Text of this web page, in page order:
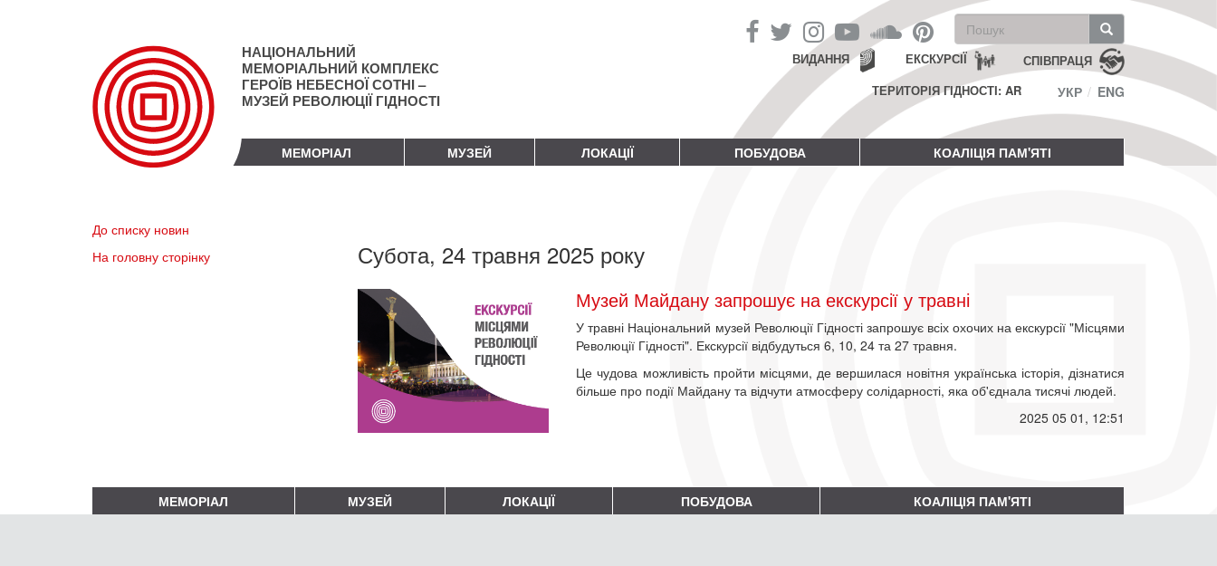
НАЦІОНАЛЬНИЙ
МЕМОРІАЛЬНИЙ КОМПЛЕКС
ГЕРОЇВ НЕБЕСНОЇ СОТНІ –
МУЗЕЙ РЕВОЛЮЦІЇ ГІДНОСТІ
Пошукова
форма
Пошук СПІВПРАЦЯ
ЕКСКУРСІЇ
ВИДАННЯ
ТЕРИТОРІЯ ГІДНОСТІ: AR
УКР ENG
МЕМОРІАЛ МУЗЕЙ ЛОКАЦІЇ ПОБУДОВА КОАЛІЦІЯ ПАМ'ЯТІ
До списку новин
На головну сторінку
Субота, 24 травня 2025 року
Музей Майдану запрошує на екскурсії у травні
У травні Національний музей Революції Гідності запрошує всіх охочих на екскурсії "Місцями
Революції Гідності". Екскурсії відбудуться 6, 10, 24 та 27 травня.
Це чудова можливість пройти місцями, де вершилася новітня українська історія, дізнатися
більше про події Майдану та відчути атмосферу солідарності, яка об'єднала тисячі людей.
2025 05 01, 12:51
МЕМОРІАЛ МУЗЕЙ ЛОКАЦІЇ ПОБУДОВА КОАЛІЦІЯ ПАМ'ЯТІ